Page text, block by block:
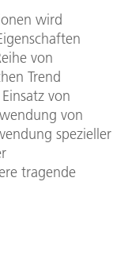
wird
von
Trend
von
von
spezieller
tragende